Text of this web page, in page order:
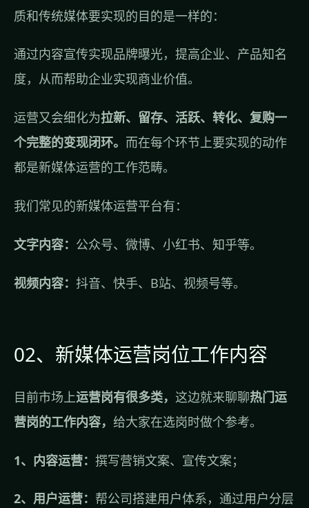
质和传统媒体要实现的目的是一样的：
通过内容宣传实现品牌曝光，提高企业、产品知名
度，从而帮助企业实现商业价值。
运营又会细化为拉新、留存、活跃、转化、复购一
个完整的变现闭环。 而在每个环节上要实现的动作
都是新媒体运营的工作范畴。
我们常见的新媒体运营平台有：
文字内容： 公众号、微博、小红书、知乎等。
视频内容： 抖音、快手、B站、视频号等。
02、新媒体运营岗位工作内容
目前市场上运营岗有很多类， 这边就来聊聊热门运
营岗的工作内容， 给大家在选岗时做个参考。
1、内容运营： 撰写营销文案、宣传文案；
2、用户运营： 帮公司搭建用户体系，通过用户分层